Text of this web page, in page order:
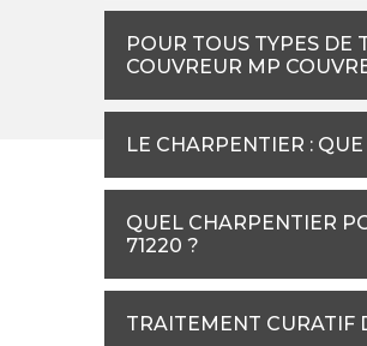
POUR TOUS TYPES DE
COUVREUR MP
LE CHARPENTIER :
QUEL CHARPENTIER
71220 ?
TRAITEMENT CURATIF